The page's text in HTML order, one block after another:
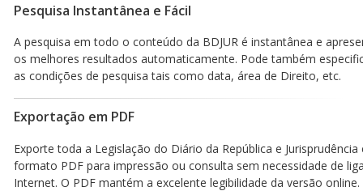
Pesquisa Instantânea e Fácil
A pesquisa em todo o conteúdo da BDJUR é instantânea e
os melhores resultados automaticamente. Pode também
as condições de pesquisa tais como data, área de Direito, etc.
Exportação em PDF
Exporte toda a Legislação do Diário da República e Jurisprudência
formato PDF para impressão ou consulta sem necessidade de
Internet. O PDF mantém a excelente legibilidade da versão online.